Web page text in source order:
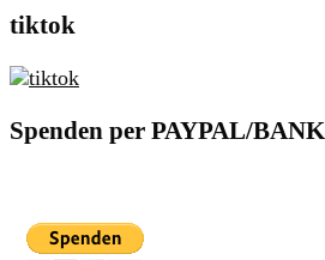
tiktok
Spenden per PAYPAL/BANK